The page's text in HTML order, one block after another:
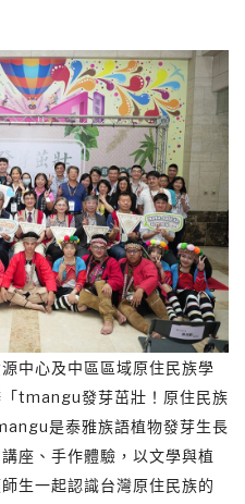
中心及中區區域原住民族學
tmangu發芽茁壯！原住民族
是泰雅族語植物發芽生長
座、手作體驗，以文學與植
生一起認識台灣原住民族的